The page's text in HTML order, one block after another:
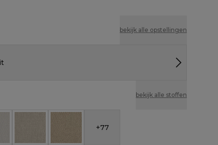
bekijk alle opstellingen
bekijk alle stoffen
- Firenze Tunder
Cosytica - Althea Off White
All Weather Cosytica - Althea Chalk
All Weather Cosytica - Althea Camel
+77